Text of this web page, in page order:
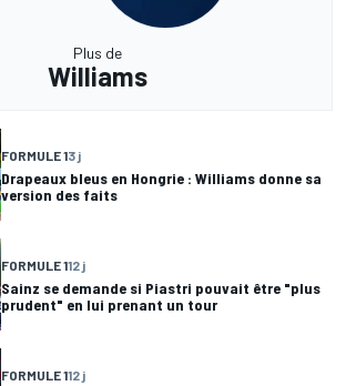
Plus de
Williams
FORMULE 13 j
Drapeaux bleus en Hongrie : Williams donne sa
version des faits
FORMULE 112 j
Sainz se demande si Piastri pouvait être "plus
prudent" en lui prenant un tour
FORMULE 112 j